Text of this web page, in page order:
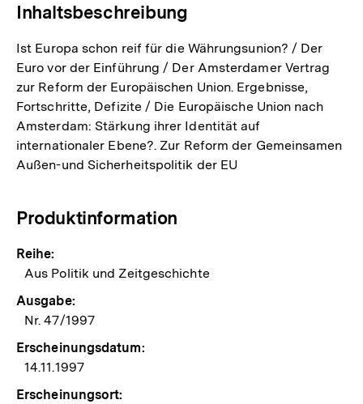
Inhaltsbeschreibung
Ist Europa schon reif für die Währungsunion? / Der
Euro vor der Einführung / Der Amsterdamer Vertrag
zur Reform der Europäischen Union. Ergebnisse,
Fortschritte, Defizite / Die Europäische Union nach
Amsterdam: Stärkung ihrer Identität auf
internationaler Ebene?. Zur Reform der Gemeinsamen
Außen-und Sicherheitspolitik der EU
Produktinformation
Reihe:
Aus Politik und Zeitgeschichte
Ausgabe:
Nr. 47/1997
Erscheinungsdatum:
14.11.1997
Erscheinungsort: